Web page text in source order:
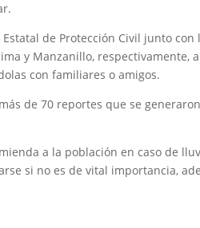
de Protección Civil junto
y Manzanillo,
con familiares o amigos.
de 70 reportes que se
a la población en caso de
si no es de vital importancia,